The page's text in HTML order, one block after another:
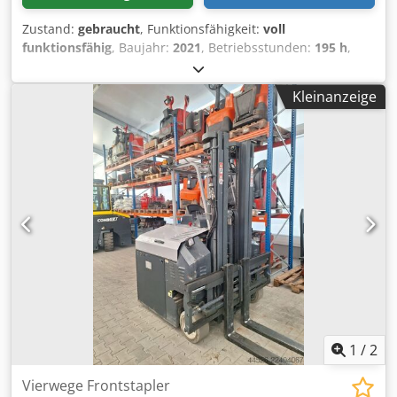
Zustand: gebraucht, Funktionsfähigkeit: voll
funktionsfähig, Baujahr: 2021, Betriebsstunden: 195 h,
, Hubhöhe:4’900 mm
elektrisch, Masttyp:Triplex, Bauhöhe:2’243 mm,
Antriebsart:Elektro
, Vierwege Frontstapler Dkedpfx Aley
Rbgteyjr Masttyp: Triplex Zustand: Einsatzbereit und voll
funktionsfähig Zustand Technisch: gut Seitenschieber,
Zinkenverstellgerät, Heizung, Vollkabine,
Kleinanzeige
1 /2
Vierwege Frontstapler